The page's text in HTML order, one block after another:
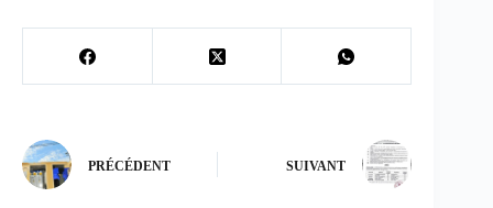
PRÉCÉDENT SUIVANT